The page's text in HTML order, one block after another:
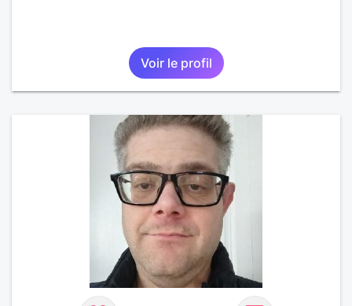
Voir le profil